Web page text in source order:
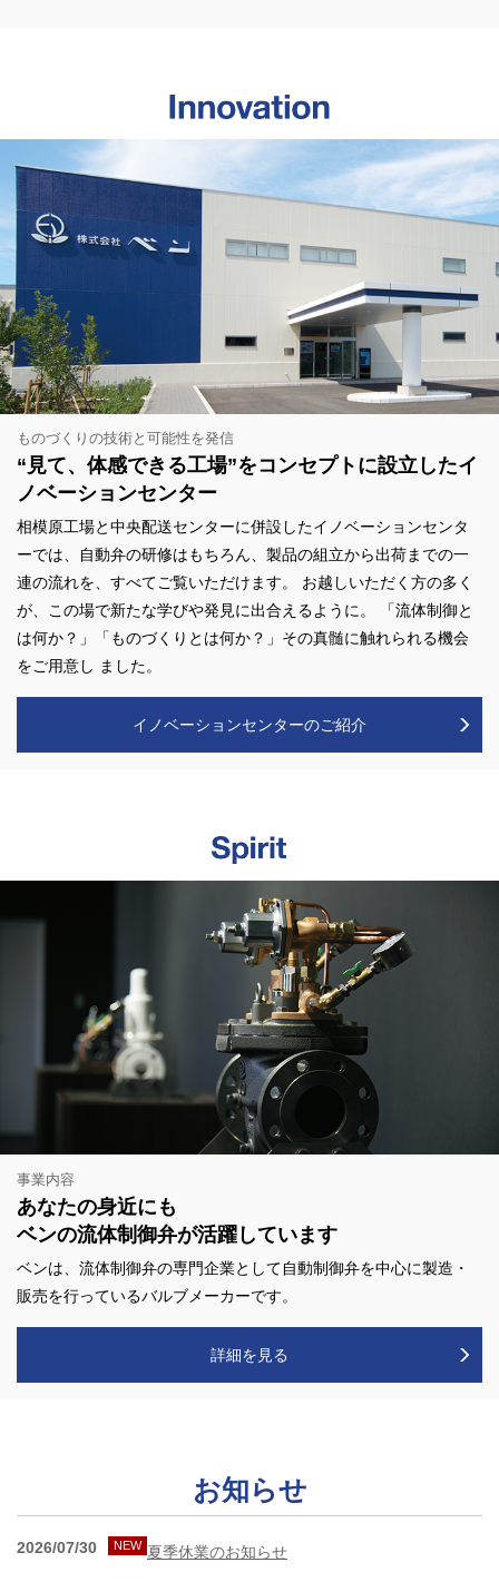
ものづくりの技術と可能性を発信
“⾒て、体感できる⼯場”をコンセプトに設⽴したイ
ノベーションセンター
相模原⼯場と中央配送センターに併設したイノベーションセンタ
ーでは、⾃動弁の研修はもちろん、製品の組⽴から出荷までの⼀
連の流れを、すべてご覧いただけます。 お越しいただく⽅の多く
が、この場で新たな学びや発⾒に出合えるように。 「流体制御と
は何か？」「ものづくりとは何か？」その真髄に触れられる機会
をご⽤意し ました。
イノベーションセンターのご紹介
事業内容
あなたの身近にも
ベンの流体制御弁が活躍しています
ベンは、流体制御弁の専門企業として自動制御弁を中心に製造・
販売を行っているバルブメーカーです。
詳細を見る
お知らせ
2026/07/30 夏季休業のお知らせ
NEW